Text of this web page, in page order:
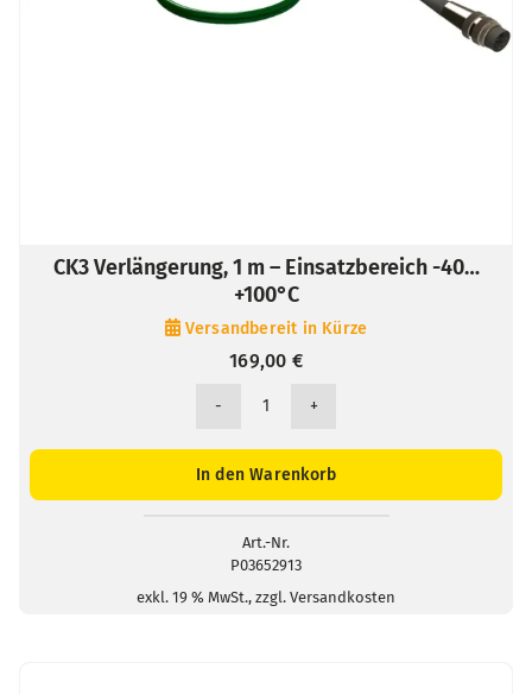
CK3 Verlängerung, 1 m – Einsatzbereich -40…
+100°C
Versandbereit in Kürze
169,00 €
CK3
1
Einsatzbereich
-40...+100°C
Menge
In den Warenkorb
Art.-Nr.
P03652913
exkl. 19 % MwSt., zzgl. Versandkosten